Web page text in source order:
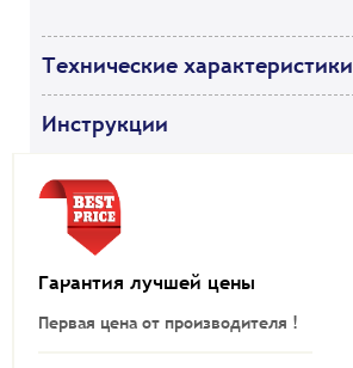
Технические характеристики
Инструкции
Гарантия лучшей цены
Первая цена от производителя !